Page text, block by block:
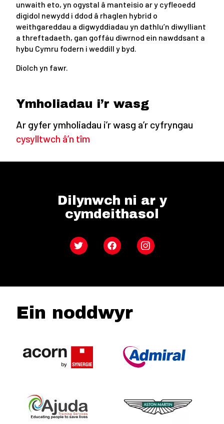
unwaith eto, yn ogystal â manteisio ar y cyfleoedd
digidol newydd i ddod â rhaglen hybrid o
weithgareddau a digwyddiadau yn dathlu’n diwylliant
a threftadaeth, gan goffáu diwrnod ein nawddsant a
hybu Cymru fodern i weddill y byd.
Diolch yn fawr.
Ymholiadau i’r wasg
Ar gyfer ymholiadau i’r wasg a’r cyfryngau
cysylltwch â’n tîm
Dilynwch ni ar y
cymdeithasol
Twitter FacebookInstagram
Ein noddwyr